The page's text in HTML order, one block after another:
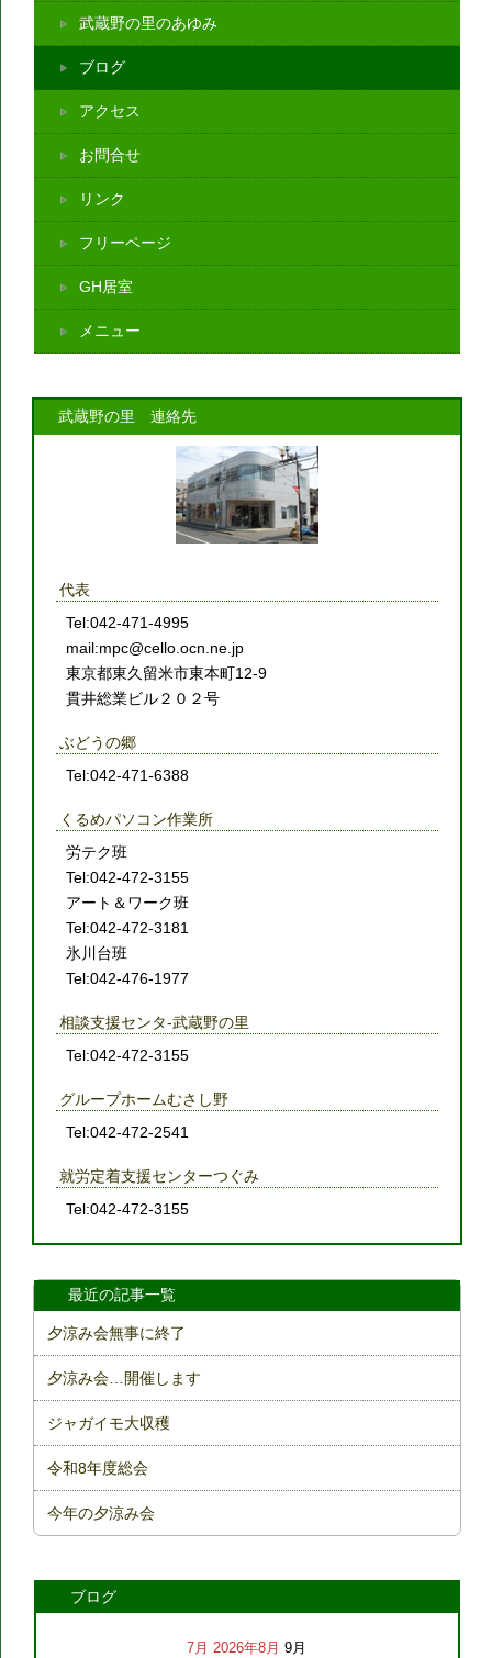
武蔵野の里のあゆみ
ブログ
アクセス
お問合せ
リンク
フリーページ
GH居室
メニュー
武蔵野の里 連絡先
代表
Tel:042-471-4995
mail:mpc@cello.ocn.ne.jp
東京都東久留米市東本町12-9
貫井総業ビル２０２号
ぶどうの郷
Tel:042-471-6388
くるめパソコン作業所
労テク班
Tel:042-472-3155
アート＆ワーク班
Tel:042-472-3181
氷川台班
Tel:042-476-1977
相談支援センタ-武蔵野の里
Tel:042-472-3155
グループホームむさし野
Tel:042-472-2541
就労定着支援センターつぐみ
Tel:042-472-3155
最近の記事一覧
夕涼み会無事に終了
夕涼み会…開催します
ジャガイモ大収穫
令和8年度総会
今年の夕涼み会
ブログ
7月 2026年8月 9月